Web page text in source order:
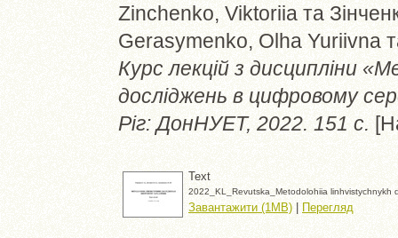
Zinchenko, Viktoriia та
Gerasymenko, Olha Yuriivna
Курс лекцій з дисципліни
досліджень в цифровому
Ріг: ДонНУЕТ, 2022. 151 с.
Text
2022_KL_Revutska_Metodolohiia linhvistychnykh
Завантажити (1MB) | Перегляд